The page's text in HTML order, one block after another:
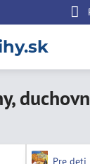
Pre deti